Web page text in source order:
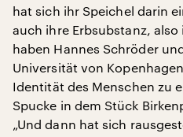
hat sich ihr Speichel darin
auch ihre Erbsubstanz,
haben Hannes Schröder
Universität von
Identität des Menschen zu
Spucke in dem Stück
„Und dann hat sich